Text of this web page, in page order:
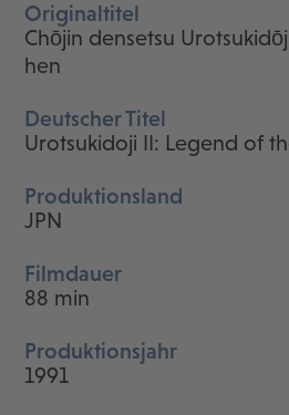
Originaltitel
Chōjin densetsu
hen
Deutscher Titel
Urotsukidoji II: Legend of
Produktionsland
JPN
Filmdauer
88 min
Produktionsjahr
1991